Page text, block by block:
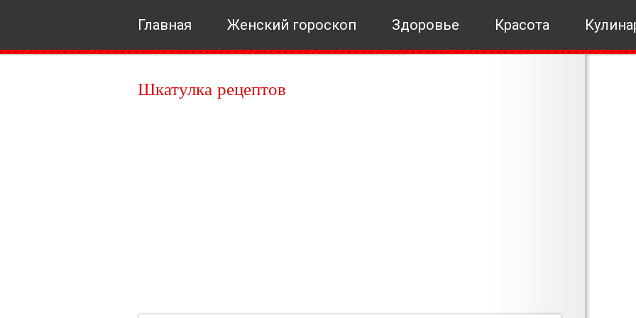
Главная Женский гороскоп Здоровье Красота
Шкатулка рецептов